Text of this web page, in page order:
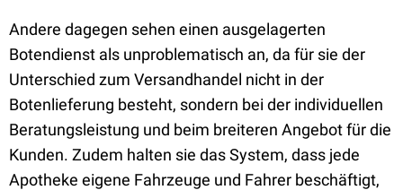
Andere dagegen sehen einen ausgelagerten
Botendienst als unproblematisch an, da für sie der
Unterschied zum Versandhandel nicht in der
Botenlieferung besteht, sondern bei der individuellen
Beratungsleistung und beim breiteren Angebot für die
Kunden. Zudem halten sie das System, dass jede
Apotheke eigene Fahrzeuge und Fahrer beschäftigt,